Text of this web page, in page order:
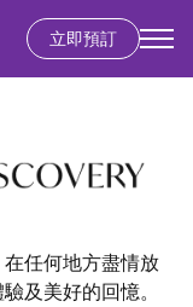
立即預訂
任何地方盡情放
及美好的回憶。